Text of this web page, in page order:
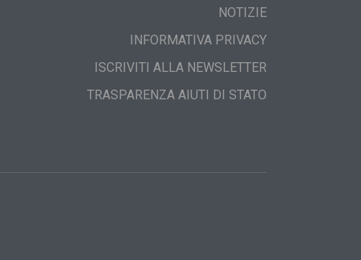
NOTIZIE
INFORMATIVA PRIVACY
ISCRIVITI ALLA NEWSLETTER
TRASPARENZA AIUTI DI STATO